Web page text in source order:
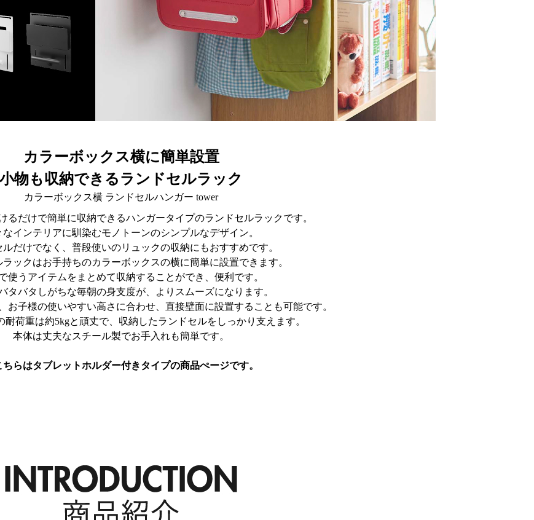
カラーボックス横に簡単設置
小物も収納できるランドセルラック
カラーボックス横 ランドセルハンガー tower
るだけで簡単に収納できるハンガータイプのランドセルラックです。
なインテリアに馴染むモノトーンのシンプルなデザイン。
ルだけでなく、普段使いのリュックの収納にもおすすめです。
ラックはお手持ちのカラーボックスの横に簡単に設置できます。
使うアイテムをまとめて収納することができ、便利です。
タバタしがちな毎朝の身支度が、よりスムーズになります。
お子様の使いやすい高さに合わせ、直接壁面に設置することも可能です。
耐荷重は約5kgと頑丈で、収納したランドセルをしっかり支えます。
本体は丈夫なスチール製でお手入れも簡単です。
らはタブレットホルダー付きタイプの商品ぺージです。